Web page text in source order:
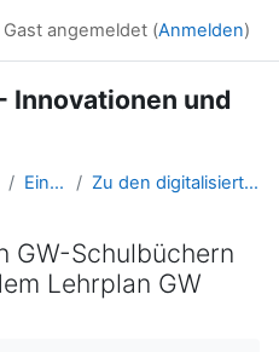
Gast angemeldet (Anmelden)
Innovationen und
Einführung und Überblick Zu den digitalisierten GW-Schulbüchern der 1. Klasse (nach dem Lehrplan GW 2023)
GW-Schulbüchern
Lehrplan GW